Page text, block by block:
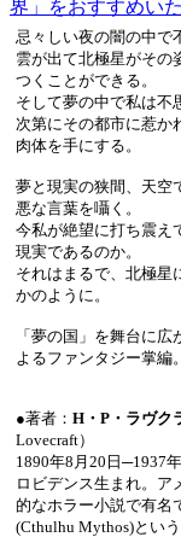
界」をおすすめい
忌々しい夜の闇の中で
雲が出て北極星がその
つくことができる。
そして夢の中で私は不
次第にその都市に惹か
肉体を手にする。
夢と現実の狭間、天空
悪な言葉を囁く。
今私が絶望に打ち震え
現実であるのか。
それはまるで、北極星
かのように。
「夢の国」を舞台に
よるファンタジー掌編。
●著者： H・P・ラヴク
Lovecraft）
1890年8月20日─1937
ロビデンス生まれ。ア
的なホラー小説で有名
(Cthulhu Mythos)とい